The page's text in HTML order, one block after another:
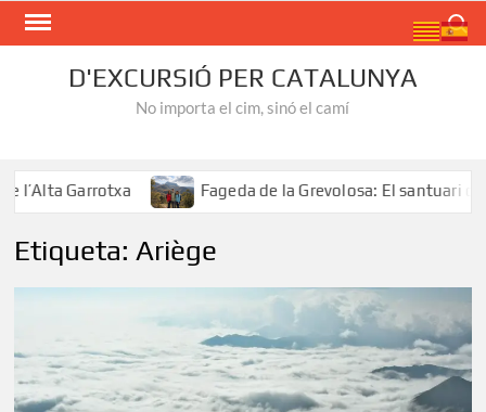
Skip
D'EXCURSIÓ PER CATALUNYA
No importa el cim, sinó el camí
Garrotxa Fageda de la Grevolosa: El santuari dels
Etiqueta:Ariège